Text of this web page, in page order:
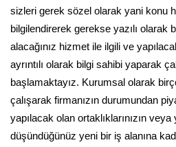
sizleri gerek sözel olarak yani konu
bilgilendirerek gerekse yazılı olarak
alacağınız hizmet ile ilgili ve
ayrıntılı olarak bilgi sahibi yaparak
başlamaktayız. Kurumsal olarak
çalışarak firmanızın durumundan
yapılacak olan ortaklıklarınızın veya
düşündüğünüz yeni bir iş alanına